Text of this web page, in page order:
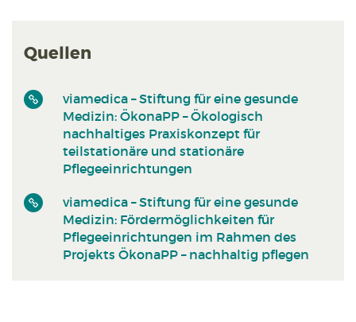
Quellen
viamedica – Stiftung für eine gesunde
Medizin: ÖkonaPP – Ökologisch
nachhaltiges Praxiskonzept für
teilstationäre und stationäre
Pflegeeinrichtungen
viamedica – Stiftung für eine gesunde
Medizin: Fördermöglichkeiten für
Pflegeeinrichtungen im Rahmen des
Projekts ÖkonaPP – nachhaltig pflegen